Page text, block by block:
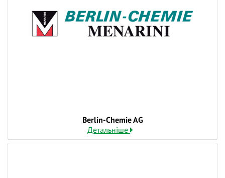
протиревматичних препаратів.
Та відповімо на ваші запитання.
Berlin-Chemie AG
Детальніше